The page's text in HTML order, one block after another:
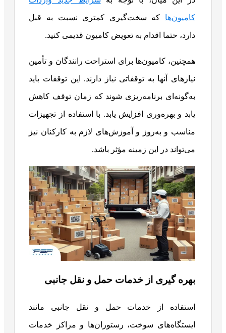
کامیون‌ها که سخت‌گیری کمتری نسبت به قبل
دارد‌، حتما اقدام به تعویض کامیون قدیمی کنید.
همچنین، کامیون‌ها برای استراحت رانندگان و تأمین
نیازهای آنها به توقفاتی نیاز دارند. این توقفات باید
به‌گونه‌ای برنامه‌ریزی شوند که زمان توقف کاهش
یابد و بهره‌وری افزایش یابد. با استفاده از تجهیزات
مناسب و به‌روز و آموزش‌های لازم به کارکنان نیز
می‌تواند در این زمینه مؤثر باشد.
بهره‌ گیری از خدمات حمل و نقل جانبی
استفاده از خدمات حمل و نقل جانبی مانند
ایستگاه‌های سوخت، رستوران‌ها و مراکز خدمات